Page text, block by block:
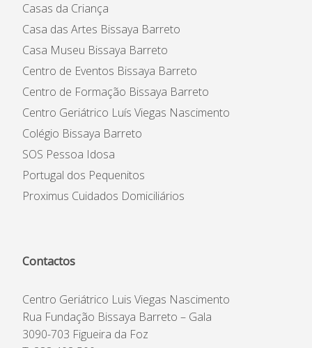
Casas da Criança
Casa das Artes Bissaya Barreto
Casa Museu Bissaya Barreto
Centro de Eventos Bissaya Barreto
Centro de Formação Bissaya Barreto
Centro Geriátrico Luís Viegas Nascimento
Colégio Bissaya Barreto
SOS Pessoa Idosa
Portugal dos Pequenitos
Proximus Cuidados Domiciliários
Contactos
Centro Geriátrico Luis Viegas Nascimento
Rua Fundação Bissaya Barreto – Gala
3090-703 Figueira da Foz